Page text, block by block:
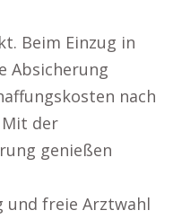
Beim Einzug in
Absicherung
nach
Mit der
genießen
und freie Arztwahl